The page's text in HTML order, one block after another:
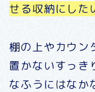
せる収納にした
棚の上やカウン
置かないすっき
なふうにはなか